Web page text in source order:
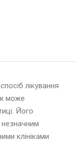
лікування
може
Його
клініками